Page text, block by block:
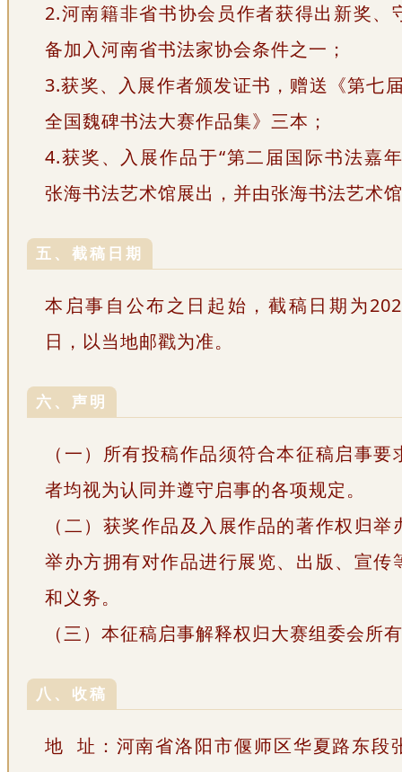
2.河南籍非省书协会员作者获得出新奖、
备加入河南省书法家协会条件之一；
3.获奖、入展作者颁发证书，赠送《第七
全国魏碑书法大赛作品集》三本；
4.获奖、入展作品于“第二届国际书法嘉
张海书法艺术馆展出，并由张海书法艺术
五、截稿日期
本启事自公布之日起始，截稿日期为
日，以当地邮戳为准。
六、声明
（一）所有投稿作品须符合本征稿启事要
者均视为认同并遵守启事的各项规定。
（二）获奖作品及入展作品的著作权归举
举办方拥有对作品进行展览、出版、宣传
和义务。
（三）本征稿启事解释权归大赛组委会所
八、收稿
地 址：河南省洛阳市偃师区华夏路东段